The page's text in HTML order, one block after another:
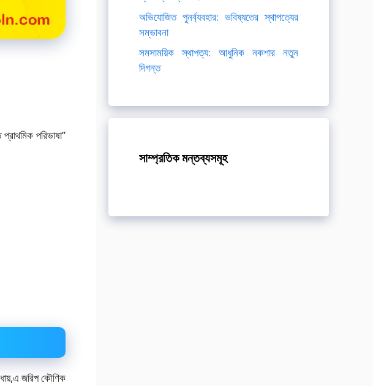
পরিভাষা”
এ জরিপ কৌণিক
অভিযোজিত পুনর্ব্যবহার: ভবিষ্যতের স্থাপত্যের
সম্ভাবনা
সমসাময়িক স্থাপত্য: আধুনিক নকশার নতুন
দিগন্ত
সাম্প্রতিক মন্তব্যসমূহ